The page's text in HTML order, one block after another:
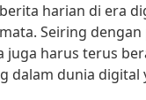
harian di era
Seiring
harus terus
dalam dunia digital